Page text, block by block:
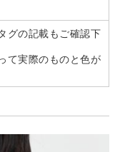
グの記載もご確認下
て実際のものと色が